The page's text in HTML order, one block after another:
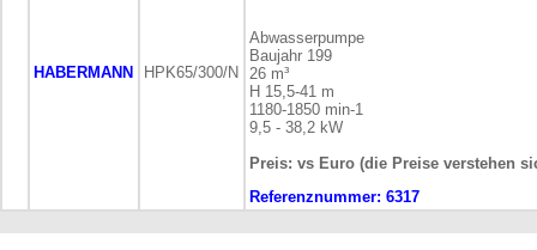
HABERMANN HPK65/300/N
Abwasserpumpe
Baujahr 199
26 m³
H 15,5-41 m
1180-1850 min-1
9,5 - 38,2 kW
Preis: vs Euro (die Preise verstehen
Referenznummer: 6317